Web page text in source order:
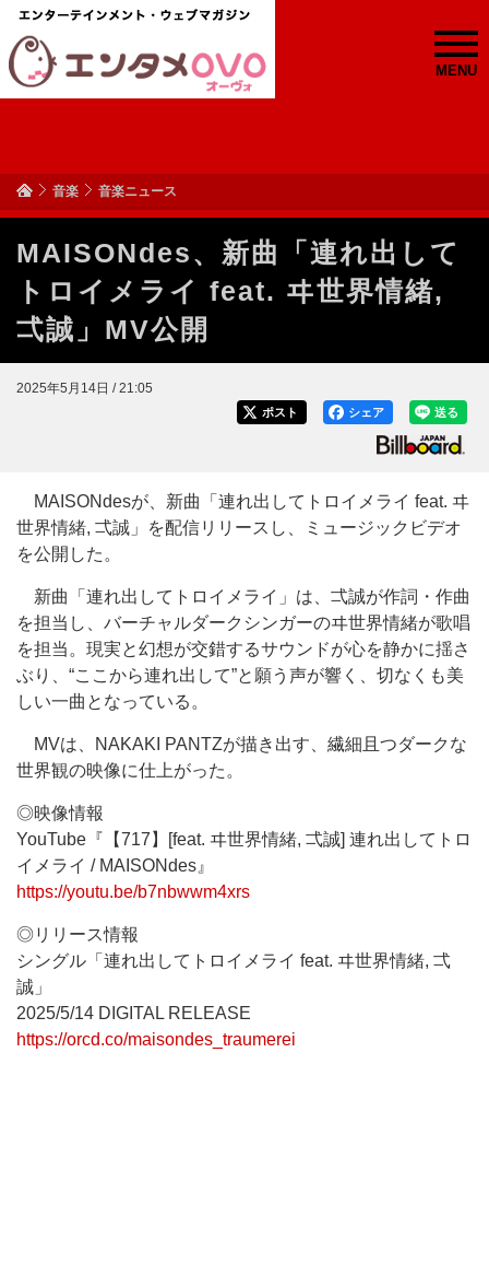
MENU
音楽 音楽ニュース
MAISONdes、新曲「連れ出して
トロイメライ feat. ヰ世界情緒,
弌誠」MV公開
2025年5月14日 / 21:05
送る
シェア
ポスト
MAISONdesが、新曲「連れ出してトロイメライ feat. ヰ
世界情緒, 弌誠」を配信リリースし、ミュージックビデオ
を公開した。
新曲「連れ出してトロイメライ」は、弌誠が作詞・作曲
を担当し、バーチャルダークシンガーのヰ世界情緒が歌唱
を担当。現実と幻想が交錯するサウンドが心を静かに揺さ
ぶり、“ここから連れ出して”と願う声が響く、切なくも美
しい一曲となっている。
MVは、NAKAKI PANTZが描き出す、繊細且つダークな
世界観の映像に仕上がった。
◎映像情報
YouTube『【717】[feat. ヰ世界情緒, 弌誠] 連れ出してトロ
イメライ / MAISONdes』
https://youtu.be/b7nbwwm4xrs
◎リリース情報
シングル「連れ出してトロイメライ feat. ヰ世界情緒, 弌
誠」
2025/5/14 DIGITAL RELEASE
https://orcd.co/maisondes_traumerei